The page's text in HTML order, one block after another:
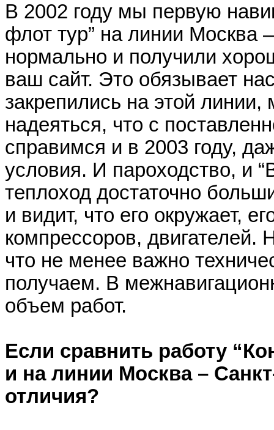
В 2002 году мы первую
флот тур” на линии Москва
нормально и получили
ваш сайт. Это обязывает
закрепились на этой
надеяться, что с
справимся и в 2003 году,
условия. И пароходство, и
теплоход достаточно
и видит, что его окружает,
компрессоров, двигателей.
что не менее важно
получаем. В
объем работ.
Если сравнить работу
и на линии Москва –
отличия?